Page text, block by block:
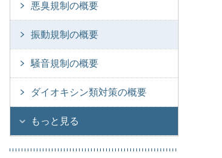
悪臭規制の概要
振動規制の概要
騒音規制の概要
ダイオキシン類対策の概要
もっと見る